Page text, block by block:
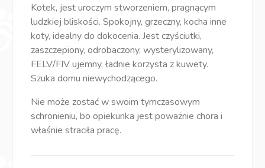
Kotek, jest uroczym stworzeniem, pragnącym
ludzkiej bliskości. Spokojny, grzeczny, kocha inne
koty, idealny do dokocenia. Jest czyściutki,
zaszczepiony, odrobaczony, wysterylizowany,
FELV/FIV ujemny, ładnie korzysta z kuwety.
Szuka domu niewychodzącego.
Nie może zostać w swoim tymczasowym
schronieniu, bo opiekunka jest poważnie chora i
właśnie straciła pracę.